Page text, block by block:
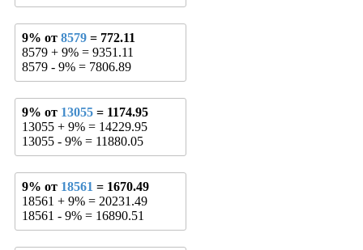
9% от 8579 = 772.11
8579 + 9% = 9351.11
8579 - 9% = 7806.89
9% от 13055 = 1174.95
13055 + 9% = 14229.95
13055 - 9% = 11880.05
9% от 18561 = 1670.49
18561 + 9% = 20231.49
18561 - 9% = 16890.51